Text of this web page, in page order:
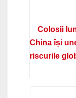
Colosii
China își
riscurile